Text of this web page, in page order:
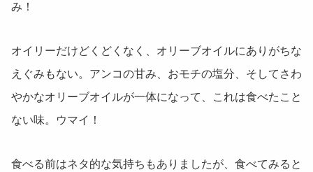
み！
オイリーだけどくどくなく、オリーブオイルにありがちな
えぐみもない。アンコの甘み、おモチの塩分、そしてさわ
やかなオリーブオイルが一体になって、これは食べたこと
ない味。ウマイ！
食べる前はネタ的な気持ちもありましたが、食べてみると